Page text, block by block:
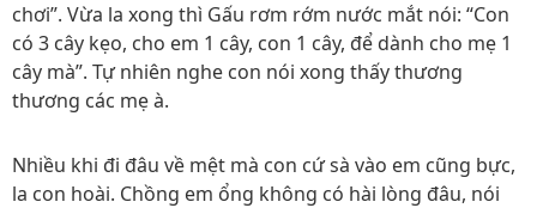
chơi”. Vừa la xong thì Gấu rơm rớm nước mắt nói: “Con
có 3 cây kẹo, cho em 1 cây, con 1 cây, để dành cho mẹ 1
cây mà”. Tự nhiên nghe con nói xong thấy thương
thương các mẹ à.
Nhiều khi đi đâu về mệt mà con cứ sà vào em cũng bực,
la con hoài. Chồng em ổng không có hài lòng đâu, nói